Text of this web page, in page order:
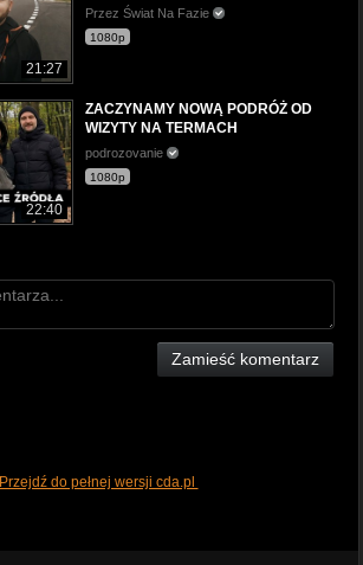
21:27
Przez Świat Na Fazie
1080p
22:40
ZACZYNAMY NOWĄ PODRÓŻ OD
WIZYTY NA TERMACH
podrozovanie
1080p
Zamieść komentarz
Przejdź do pełnej wersji cda.pl